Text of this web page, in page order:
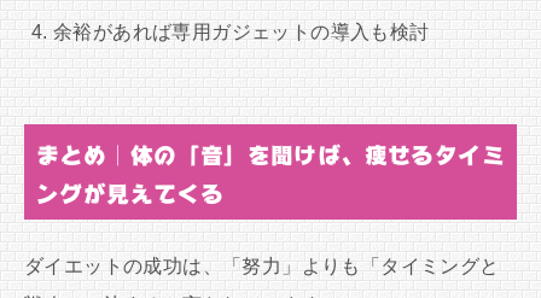
余裕があれば専用ガジェットの導入も検討
まとめ｜体の「音」を聞けば、痩せるタイミ
ングが見えてくる
ダイエットの成功は、「努力」よりも「タイミングと